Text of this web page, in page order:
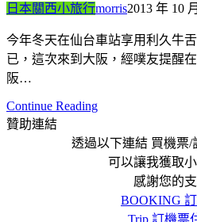
日本關西小旅行morris2013 年 10
今年冬天在仙台車站享用利久牛
已，這次來到大阪，經噗友提醒
阪…
Continue Reading
贊助連結
透過以下連結 買機票/
可以讓我獲取
感謝您的支
BOOKING 訂
Trip 訂機票